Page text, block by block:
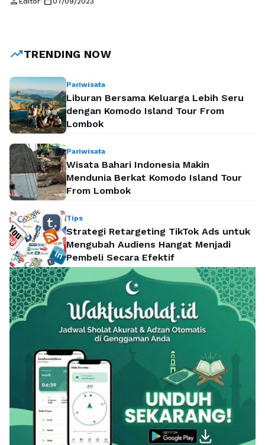
tantangan dalam mendidik generasi muda untuk menghadapi
Baca Selengkapnya
trending_upTRENDING NOW
Pariwisata
Liburan Bersama Keluarga Lebih Seru
dengan Komodo Island Tour From
Lombok
Pariwisata
Wisata Bahari Indonesia Makin
Mendunia Berkat Komodo Island Tour
From Lombok
Tips
Strategi Retargeting TikTok Ads untuk
Mengubah Audiens Hangat Menjadi
Pembeli Secara Efektif